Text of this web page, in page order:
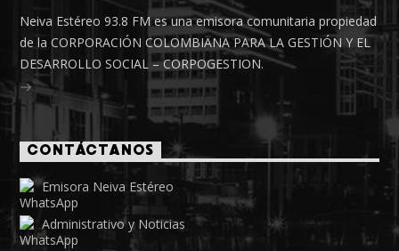
Neiva Estéreo 93.8 FM es una emisora comunitaria propiedad
de la CORPORACIÓN COLOMBIANA PARA LA GESTIÓN Y EL
DESARROLLO SOCIAL – CORPOGESTION.
CONTÁCTANOS
Emisora Neiva Estéreo
Administrativo y Noticias